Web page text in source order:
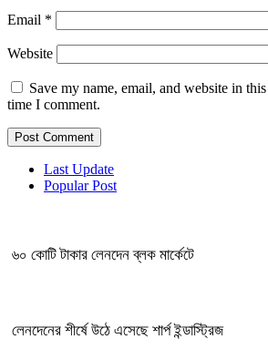
Email *
Website
Save my name, email, and website in
time I comment.
Last Update
Popular Post
৬০ কোটি টাকার লেনদেন ব্লক মার্কেটে
লেনদেনের শীর্ষে উঠে এসেছে শার্প ইন্ডাস্ট্রিজ